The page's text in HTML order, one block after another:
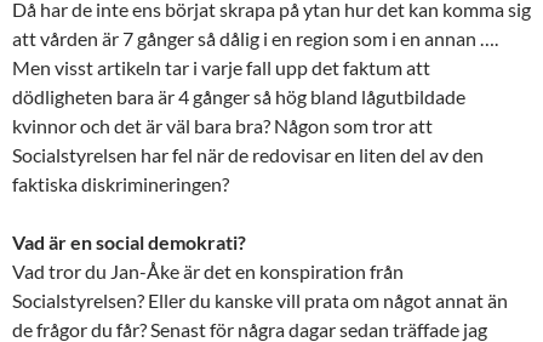
Då har de inte ens börjat skrapa på ytan hur det kan komma sig
att vården är 7 gånger så dålig i en region som i en annan ….
Men visst artikeln tar i varje fall upp det faktum att
dödligheten bara är 4 gånger så hög bland lågutbildade
kvinnor och det är väl bara bra? Någon som tror att
Socialstyrelsen har fel när de redovisar en liten del av den
faktiska diskrimineringen?
Vad är en social demokrati?
Vad tror du Jan-Åke är det en konspiration från
Socialstyrelsen? Eller du kanske vill prata om något annat än
de frågor du får? Senast för några dagar sedan träffade jag